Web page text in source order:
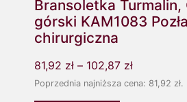
Bransoletka Turmalin,
górski KAM1083
chirurgiczna
81,92 zł – 102,87 zł
Poprzednia najniższa cena: 81,92 zł.